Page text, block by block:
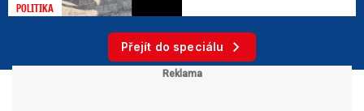
POLITIKA
Přejít do speciálu